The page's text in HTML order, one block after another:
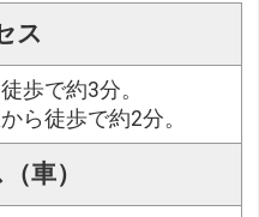
ス
歩で約3分。
ら徒歩で約2分。
車）